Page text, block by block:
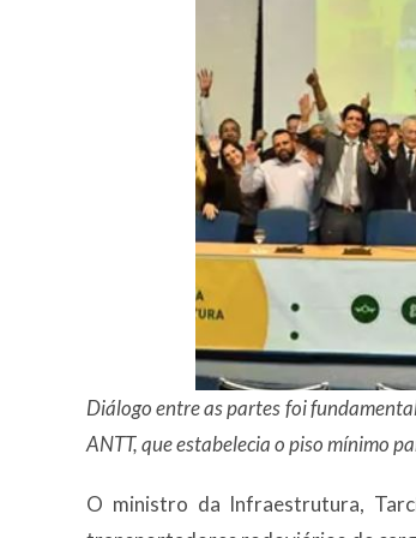
Diálogo entre as partes foi
ANTT, que estabelecia o piso mínimo
O ministro da Infraestrutura,